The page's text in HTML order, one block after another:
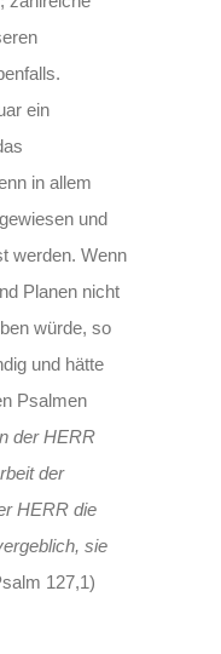
ein
in allem
und
werden. Wenn
Planen nicht
würde, so
und hätte
Psalmen
der HERR
der
HERR die
sie
127,1)